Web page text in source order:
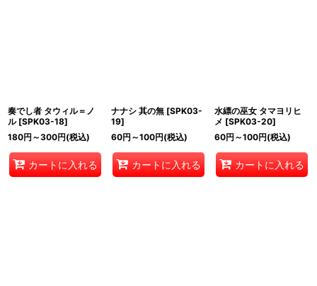
奏でし者 タウィル＝ノ
ル [SPK03-18]
180円 ～300円(税込)
カートに入れる
ナナシ 其の無 [SPK03-
19]
60円 ～100円(税込)
カートに入れる
水縹の巫女 タマヨリヒ
メ [SPK03-20]
60円 ～100円(税込)
カートに入れる